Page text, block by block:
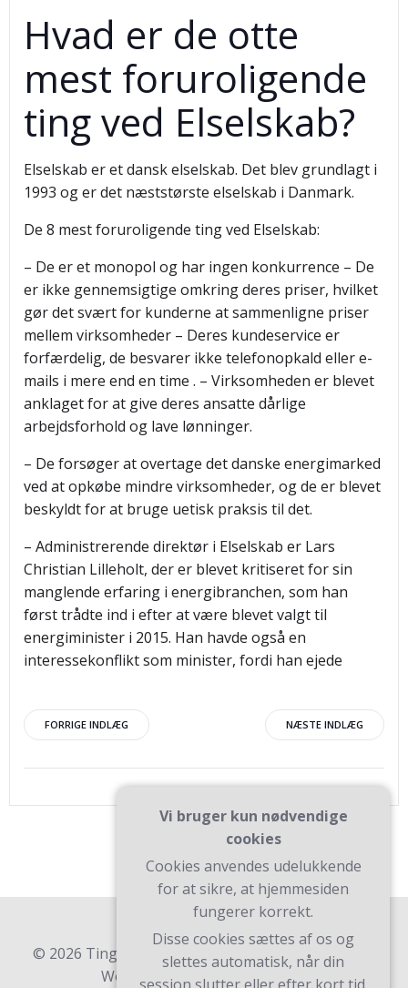
Hvad er de otte
mest foruroligende
ting ved Elselskab?
Elselskab er et dansk elselskab. Det blev grundlagt i
1993 og er det næststørste elselskab i Danmark.
De 8 mest foruroligende ting ved Elselskab:
– De er et monopol og har ingen konkurrence – De
er ikke gennemsigtige omkring deres priser, hvilket
gør det svært for kunderne at sammenligne priser
mellem virksomheder – Deres kundeservice er
forfærdelig, de besvarer ikke telefonopkald eller e-
mails i mere end en time . – Virksomheden er blevet
anklaget for at give deres ansatte dårlige
arbejdsforhold og lave lønninger.
– De forsøger at overtage det danske energimarked
ved at opkøbe mindre virksomheder, og de er blevet
beskyldt for at bruge uetisk praksis til det.
– Administrerende direktør i Elselskab er Lars
Christian Lilleholt, der er blevet kritiseret for sin
manglende erfaring i energibranchen, som han
først trådte ind i efter at være blevet valgt til
energiminister i 2015. Han havde også en
interessekonflikt som minister, fordi han ejede
Indlægsnavigation
FORRIGE INDLÆG NÆSTE INDLÆG
© 2026 Ting Til Dagligheden. Bygget ved at bruge
WordPress og Teluro Theme .
Vi bruger kun nødvendige
cookies
Cookies anvendes udelukkende
for at sikre, at hjemmesiden
fungerer korrekt.
Disse cookies sættes af os og
slettes automatisk, når din